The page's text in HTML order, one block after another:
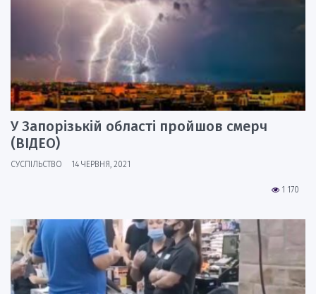
У Запорізькій області пройшов смерч
(ВІДЕО)
СУСПІЛЬСТВО 14 ЧЕРВНЯ, 2021
1 170